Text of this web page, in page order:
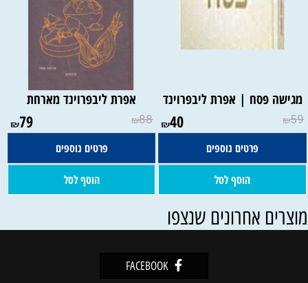
מגישה פסח | אפרת ליבפרוינד
₪59
₪40
פרטים נוספים
הוסף לסל
אפרת ליבפרוינד מארחת
₪88
₪79
פרטים נוספים
הוסף לסל
אחרונים שנצפו
FACEBOOK